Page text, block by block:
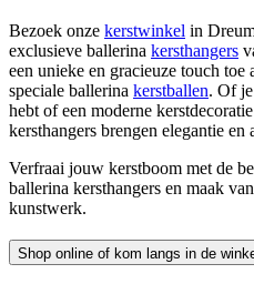
Bezoek onze kerstwinkel in
exclusieve ballerina kersthangers
een unieke en gracieuze touch toe
speciale ballerina kerstballen. Of
hebt of een moderne
kersthangers brengen elegantie en
Verfraai jouw kerstboom met de
ballerina kersthangers en maak
kunstwerk.
Shop online of kom langs in de